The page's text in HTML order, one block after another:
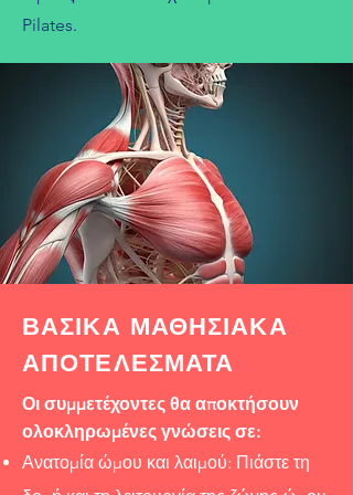
Pilates.
ΒΑΣΙΚΑ ΜΑΘΗΣΙΑΚΑ
ΑΠΟΤΕΛΕΣΜΑΤΑ
Οι συμμετέχοντες θα αποκτήσουν
ολοκληρωμένες γνώσεις σε:
Ανατομία ώμου και λαιμού: Πιάστε τη